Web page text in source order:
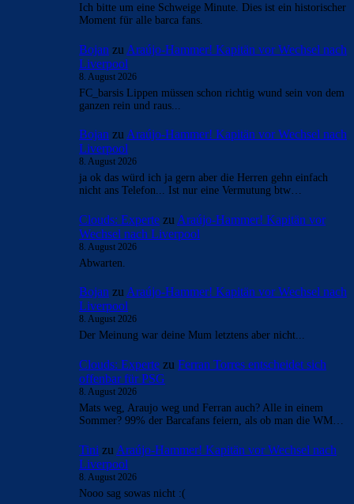
Ich bitte um eine Schweige Minute. Dies ist ein historischer
Moment für alle barca fans.
Bojan zu Araújo-Hammer! Kapitän vor Wechsel nach
Liverpool
8. August 2026
FC_barsis Lippen müssen schon richtig wund sein von dem
ganzen rein und raus...
Bojan zu Araújo-Hammer! Kapitän vor Wechsel nach
Liverpool
8. August 2026
ja ok das würd ich ja gern aber die Herren gehn einfach
nicht ans Telefon... Ist nur eine Vermutung btw…
Clouds: Experte zu Araújo-Hammer! Kapitän vor
Wechsel nach Liverpool
8. August 2026
Abwarten.
Bojan zuAraújo-Hammer! Kapitän vor Wechsel nach
Liverpool
8. August 2026
Der Meinung war deine Mum letztens aber nicht...
Clouds: Experte zu Ferran Torres entscheidet sich
offenbar für PSG
8. August 2026
Mats weg, Araujo weg und Ferran auch? Alle in einem
Sommer? 99% der Barcafans feiern, als ob man die WM…
Tini zu Araújo-Hammer! Kapitän vor Wechsel nach
Liverpool
8. August 2026
Nooo sag sowas nicht :(